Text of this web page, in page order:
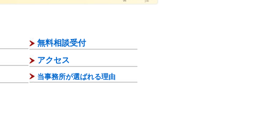
無料相談受付
アクセス
当事務所が選ばれる理由